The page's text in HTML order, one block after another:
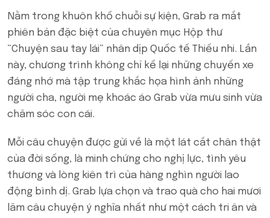
Nằm trong khuôn khổ chuỗi sự kiện, Grab ra mắt
phiên bản đặc biệt của chuyên mục Hộp thư
“Chuyện sau tay lái” nhân dịp Quốc tế Thiếu nhi. Lần
này, chương trình không chỉ kể lại những chuyến xe
đáng nhớ mà tập trung khắc họa hình ảnh những
người cha, người mẹ khoác áo Grab vừa mưu sinh vừa
chăm sóc con cái.
Mỗi câu chuyện được gửi về là một lát cắt chân thật
của đời sống, là minh chứng cho nghị lực, tình yêu
thương và lòng kiên trì của hàng nghìn người lao
động bình dị. Grab lựa chọn và trao quà cho hai mươi
lăm câu chuyện ý nghĩa nhất như một cách tri ân và